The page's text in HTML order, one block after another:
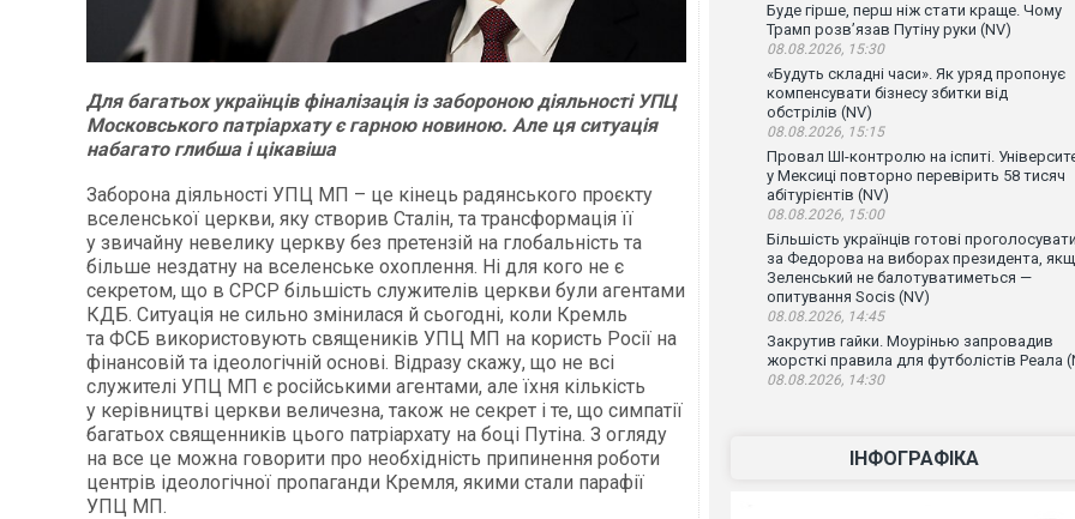
Для багатьох українців фіналізація із забороною діяльності УПЦ
Московського патріархату є гарною новиною. Але ця ситуація
набагато глибша і цікавіша
Заборона діяльності УПЦ МП – це кінець радянського проєкту
вселенської церкви, яку створив Сталін, та трансформація її
у звичайну невелику церкву без претензій на глобальність та
більше нездатну на вселенське охоплення. Ні для кого не є
секретом, що в СРСР більшість служителів церкви були агентами
КДБ. Ситуація не сильно змінилася й сьогодні, коли Кремль
та ФСБ використовують священиків УПЦ МП на користь Росії на
фінансовій та ідеологічній основі. Відразу скажу, що не всі
служителі УПЦ МП є російськими агентами, але їхня кількість
у керівництві церкви величезна, також не секрет і те, що симпатії
багатьох священників цього патріархату на боці Путіна. З огляду
на все це можна говорити про необхідність припинення роботи
центрів ідеологічної пропаганди Кремля, якими стали парафії
УПЦ МП.
Буде гірше, перш ніж стати краще. Чому
Трамп розв’язав Путіну руки (NV)
08.08.2026, 15:30
«Будуть складні часи». Як уряд пропонує
компенсувати бізнесу збитки від
обстрілів (NV)
08.08.2026, 15:15
Провал ШІ-контролю на іспиті.
у Мексиці повторно перевірить 58 тисяч
абітурієнтів (NV)
08.08.2026, 15:00
Більшість українців готові проголосувати
за Федорова на виборах президента,
Зеленський не балотуватиметься —
опитування Socis (NV)
08.08.2026, 14:45
Закрутив гайки. Моурінью запровадив
жорсткі правила для футболістів Реала
08.08.2026, 14:30
ІНФОГРАФІКА